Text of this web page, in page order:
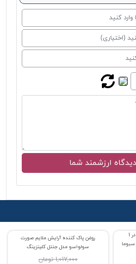
% حراج 28
روغن پاک کننده آرایش ملایم صورت
سولواسو مدل جنتل کلینزینگ
1,017,000 تومان
0 میسلارواتر پاک کننده آرایش 3 در 1